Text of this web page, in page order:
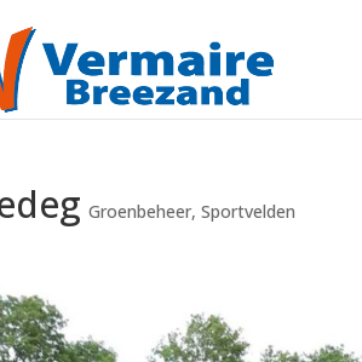
Groenbeheer,Sportvelden